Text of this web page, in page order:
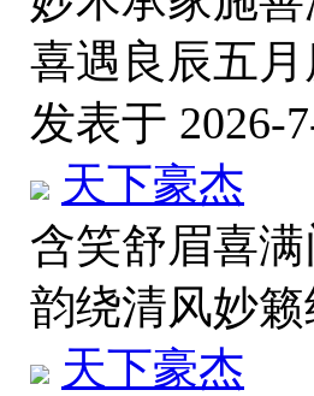
喜遇良辰五
发表于 2026-
天下豪杰
含笑舒眉喜
韵绕清风妙
天下豪杰